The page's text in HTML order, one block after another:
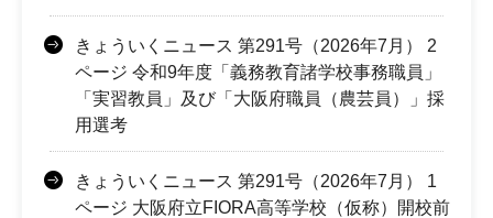
きょういくニュース 第291号（2026年7月） 2
ページ 令和9年度「義務教育諸学校事務職員」
「実習教員」及び「大阪府職員（農芸員）」採
用選考
きょういくニュース 第291号（2026年7月） 1
ページ 大阪府立FIORA高等学校（仮称）開校前